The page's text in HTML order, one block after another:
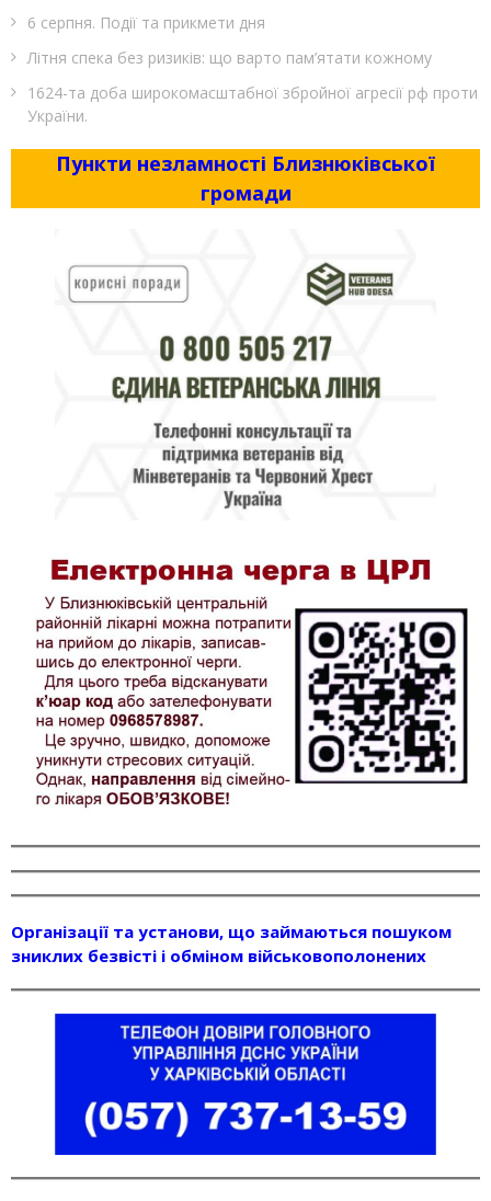
6 серпня. Події та прикмети дня
Літня спека без ризиків: що варто пам’ятати кожному
1624-та доба широкомасштабної збройної агресії рф проти
України.
Пункти незламності Близнюківської
громади
Організації та установи, що займаються пошуком
зниклих безвісті і обміном військовополонених